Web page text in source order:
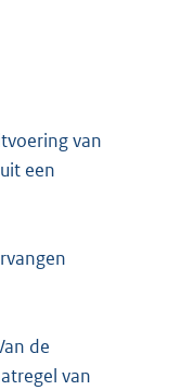
van
een
de
van